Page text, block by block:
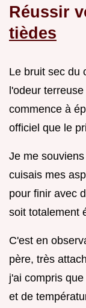
Réussir
tièdes
Le bruit sec du
l'odeur
commence à
officiel que le
Je me
cuisais mes
pour finir avec
soit totalement
C'est en
père, très
j'ai compris
et de